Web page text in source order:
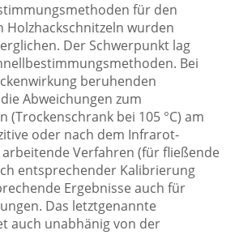
für den
Holzhackschnitzeln wurden
Der Schwerpunkt lag
Bei
beruhenden
Abweichungen zum
(Trockenschrank bei 105 °C) am
oder nach dem Infrarot-
Verfahren (für fließende
entsprechender Kalibrierung
Ergebnisse auch für
Das letztgenannte
auch unabhänig von der